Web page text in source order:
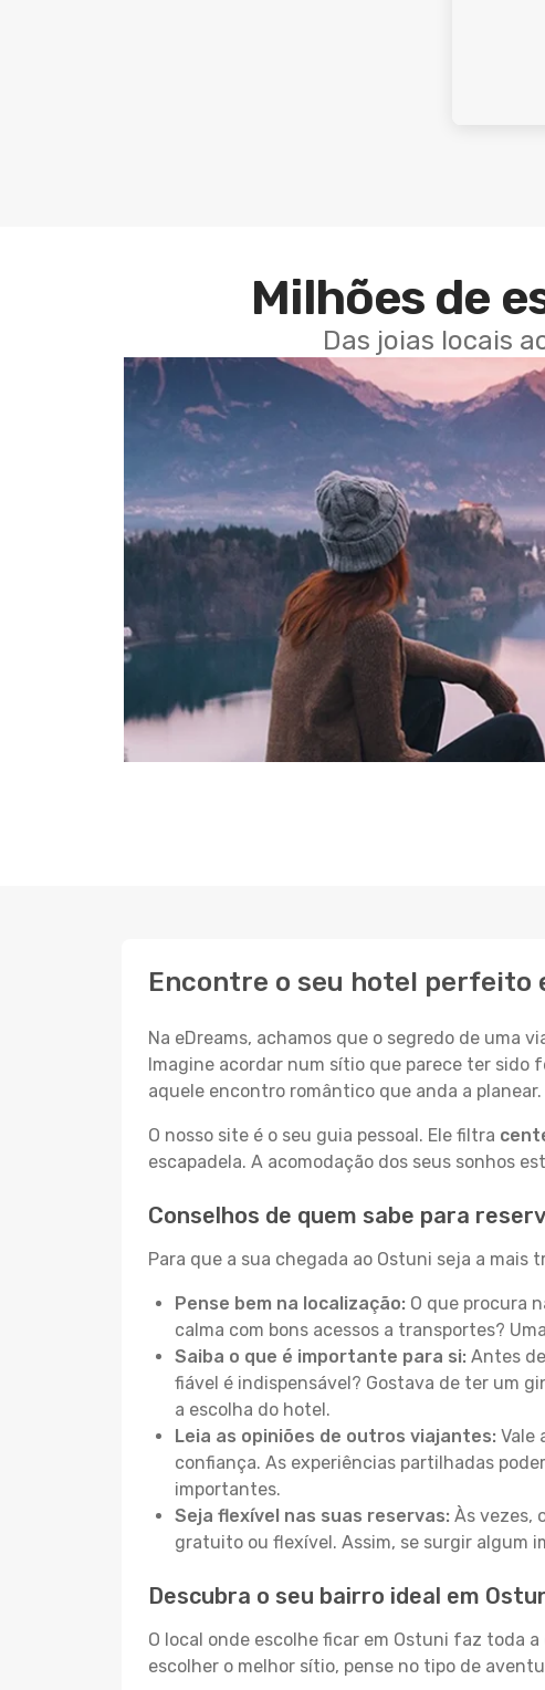
Milhões de
Das joias locais
Encontre o seu hotel perfeito
Na eDreams, achamos que o segredo de uma
Imagine acordar num sítio que parece ter sido
aquele encontro romântico que anda a planear.
O nosso site é o seu guia pessoal. Ele filtra
escapadela. A acomodação dos seus sonhos
Conselhos de quem sabe para
Para que a sua chegada ao Ostuni seja a mais
Pense bem na localização: O que procura
calma com bons acessos a transportes?
Saiba o que é importante para si: Antes
fiável é indispensável? Gostava de ter um
a escolha do hotel.
Leia as opiniões de outros viajantes: Vale
confiança. As experiências partilhadas
importantes.
Seja flexível nas suas reservas: Às vezes,
gratuito ou flexível. Assim, se surgir algum
Descubra o seu bairro ideal em
O local onde escolhe ficar em Ostuni faz toda
escolher o melhor sítio, pense no tipo de